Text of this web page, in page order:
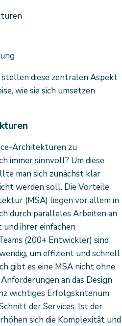
diese zentralen Aspekt
wie sie sich umsetzen
Architekturen zu
immer sinnvoll? Um diese
man sich zunächst klar
werden soll. Die Vorteile
(MSA) liegen vor allem in
durch paralleles Arbeiten an
und ihrer einfachen
(200+ Entwickler) sind
um effizient und schnell
gibt es eine MSA nicht ohne
an das Design
wichtiges Erfolgskriterium
der Services. Ist der
sich die Komplexität und